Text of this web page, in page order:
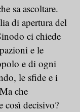
sa ascoltare.
di apertura del
ci chiede
e le
e di ogni
le sfide e i
che
così decisivo?